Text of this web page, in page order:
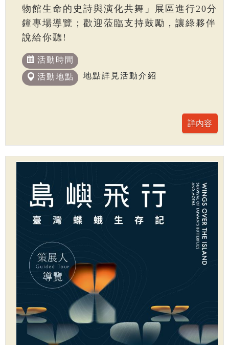
物館生命的史詩與演化共舞」展區進行20分
鐘專場導覽；歡迎蒞臨支持鼓勵，讓綠夥伴
說給你聽!
活動時間
活動地點
地點詳見活動介紹